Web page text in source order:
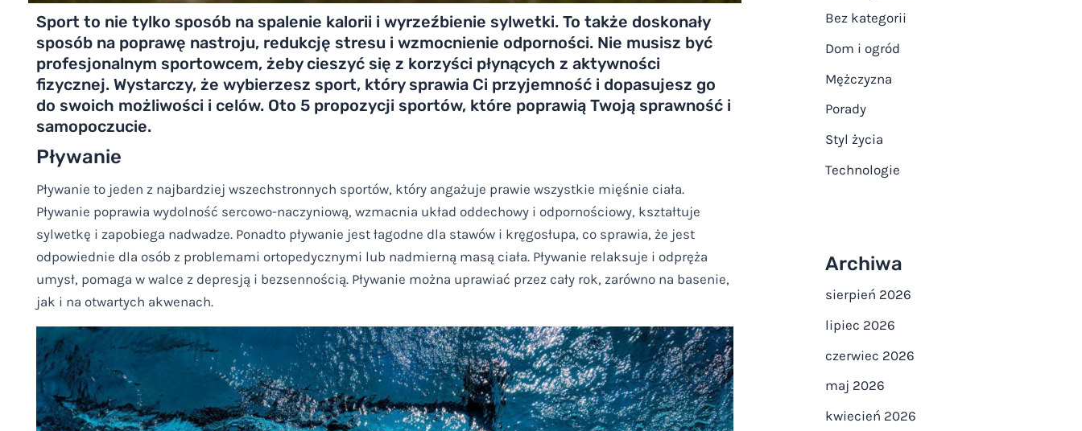
Sport to nie tylko sposób na spalenie kalorii i wyrzeźbienie sylwetki. To także doskonały
sposób na poprawę nastroju, redukcję stresu i wzmocnienie odporności. Nie musisz być
profesjonalnym sportowcem, żeby cieszyć się z korzyści płynących z aktywności
fizycznej. Wystarczy, że wybierzesz sport, który sprawia Ci przyjemność i dopasujesz go
do swoich możliwości i celów. Oto 5 propozycji sportów, które poprawią Twoją sprawność i
samopoczucie.
Pływanie
Pływanie to jeden z najbardziej wszechstronnych sportów, który angażuje prawie wszystkie mięśnie ciała.
Pływanie poprawia wydolność sercowo-naczyniową, wzmacnia układ oddechowy i odpornościowy, kształtuje
sylwetkę i zapobiega nadwadze. Ponadto pływanie jest łagodne dla stawów i kręgosłupa, co sprawia, że jest
odpowiednie dla osób z problemami ortopedycznymi lub nadmierną masą ciała. Pływanie relaksuje i odpręża
umysł, pomaga w walce z depresją i bezsennością. Pływanie można uprawiać przez cały rok, zarówno na basenie,
jak i na otwartych akwenach.
Bez kategorii
Dom i ogród
Mężczyzna
Porady
Styl życia
Technologie
Archiwa
sierpień 2026
lipiec 2026
czerwiec 2026
maj 2026
kwiecień 2026